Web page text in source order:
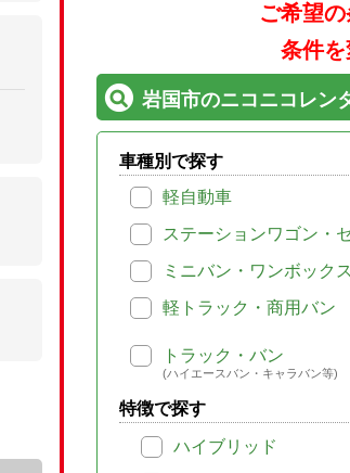
ご希望
条件
岩国市のニコニコレン
車種別で探す
軽自動車
ステーションワゴン・
ミニバン・ワンボックス
軽トラック・商用バン
トラック・バン
(ハイエースバン・キャラバン等)
特徴で探す
ハイブリッド